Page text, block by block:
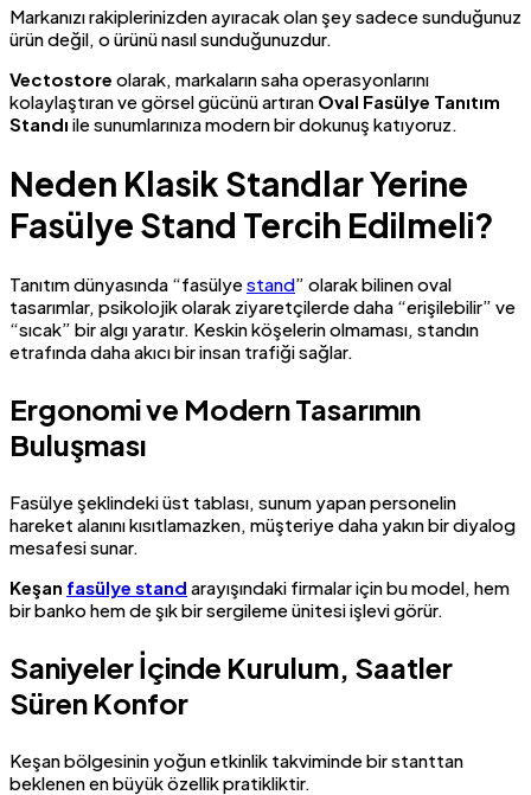
Markanızı rakiplerinizden ayıracak olan şey sadece sunduğunuz
ürün değil, o ürünü nasıl sunduğunuzdur.
Vectostore olarak, markaların saha operasyonlarını
kolaylaştıran ve görsel gücünü artıran Oval Fasülye Tanıtım
Standı ile sunumlarınıza modern bir dokunuş katıyoruz.
Neden Klasik Standlar Yerine
Fasülye Stand Tercih Edilmeli?
Tanıtım dünyasında “fasülyestand” olarak bilinen oval
tasarımlar, psikolojik olarak ziyaretçilerde daha “erişilebilir” ve
“sıcak” bir algı yaratır. Keskin köşelerin olmaması, standın
etrafında daha akıcı bir insan trafiği sağlar.
Ergonomi ve Modern Tasarımın
Buluşması
Fasülye şeklindeki üst tablası, sunum yapan personelin
hareket alanını kısıtlamazken, müşteriye daha yakın bir diyalog
mesafesi sunar.
Keşan fasülye stand arayışındaki firmalar için bu model, hem
bir banko hem de şık bir sergileme ünitesi işlevi görür.
Saniyeler İçinde Kurulum, Saatler
Süren Konfor
Keşan bölgesinin yoğun etkinlik takviminde bir stanttan
beklenen en büyük özellik pratikliktir.